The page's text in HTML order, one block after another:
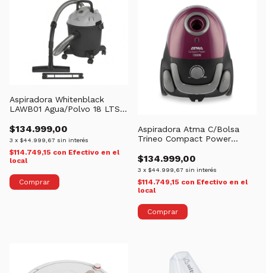
Aspiradora Whitenblack
LAWB01 Agua/Polvo 18 LTS
$134.999,00
3 x $44.999,67 sin interés
$114.749,15 con Efectivo en el
local
Aspiradora Atma C/Bolsa
Trineo Compact Power
$134.999,00
3 x $44.999,67 sin interés
$114.749,15 con Efectivo en el
local